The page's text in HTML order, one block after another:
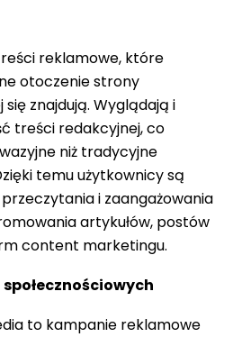
reklamowe, które
otoczenie strony
znajdują. Wyglądają i
treści redakcyjnej, co
niż tradycyjne
temu użytkownicy są
i zaangażowania
artykułów, postów
content marketingu.
to kampanie reklamowe